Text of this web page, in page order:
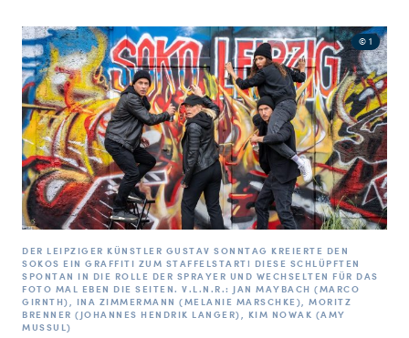
© 1
DER LEIPZIGER KÜNSTLER GUSTAV SONNTAG KREIERTE DEN
SOKOS EIN GRAFFITI ZUM STAFFELSTART! DIESE SCHLÜPFTEN
SPONTAN IN DIE ROLLE DER SPRAYER UND WECHSELTEN FÜR DAS
FOTO MAL EBEN DIE SEITEN. V.L.N.R.: JAN MAYBACH (MARCO
GIRNTH), INA ZIMMERMANN (MELANIE MARSCHKE), MORITZ
BRENNER (JOHANNES HENDRIK LANGER), KIM NOWAK (AMY
MUSSUL)